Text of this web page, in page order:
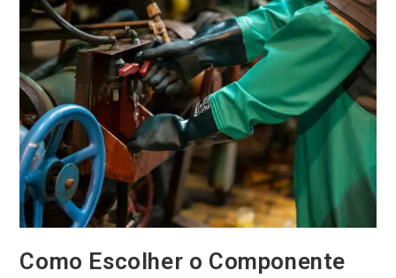
Como Escolher o Componente